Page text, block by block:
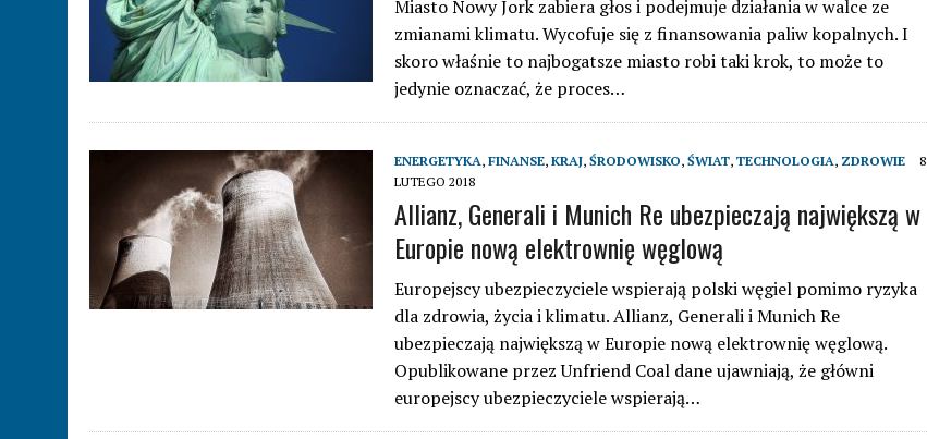
Miasto Nowy Jork zabiera głos i podejmuje działania w walce ze
zmianami klimatu. Wycofuje się z finansowania paliw kopalnych. I
skoro właśnie to najbogatsze miasto robi taki krok, to może to
jedynie oznaczać, że proces…
ENERGETYKA, FINANSE, KRAJ, ŚRODOWISKO, ŚWIAT, TECHNOLOGIA, ZDROWIE
8
LUTEGO 2018
Allianz, Generali i Munich Re ubezpieczają największą w
Europie nową elektrownię węglową
Europejscy ubezpieczyciele wspierają polski węgiel pomimo ryzyka
dla zdrowia, życia i klimatu. Allianz, Generali i Munich Re
ubezpieczają największą w Europie nową elektrownię węglową.
Opublikowane przez Unfriend Coal dane ujawniają, że główni
europejscy ubezpieczyciele wspierają…